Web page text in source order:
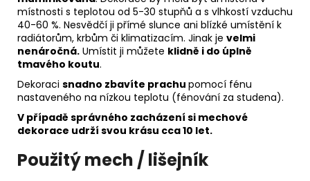
místnosti s teplotou od 5-30 stupňů a s vlhkostí vzduchu
40-60 %. Nesvědčí ji přímé slunce ani blízké umístění k
radiátorům, krbům či klimatizacím. Jinak je velmi
nenáročná. Umístit ji můžete klidně i do úplně
tmavého koutu.
Dekoraci snadno zbavíte prachu pomocí fénu
nastaveného na nízkou teplotu (fénování za studena).
V případě správného zacházení si mechové
dekorace udrží svou krásu cca 10 let.
Použitý mech / lišejník